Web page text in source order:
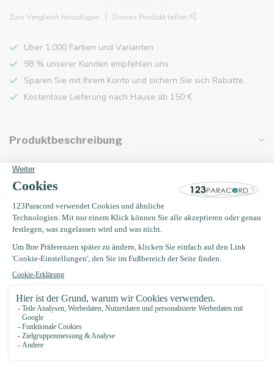
Zum Vergleich hinzufügen Dieses Produkt teilen
Über 1.000 Farben und Varianten
98 % unserer Kunden empfehlen uns
Sparen Sie mit Ihrem Konto und sichern Sie sich Rabatte.
Kostenlose Lieferung nach Hause ab 150 €
Produktbeschreibung
Eigenschaften
Zuletzt angesehen